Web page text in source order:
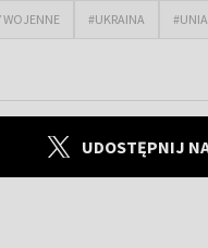
WOJENNE #UKRAINA
UDOSTĘPNIJ